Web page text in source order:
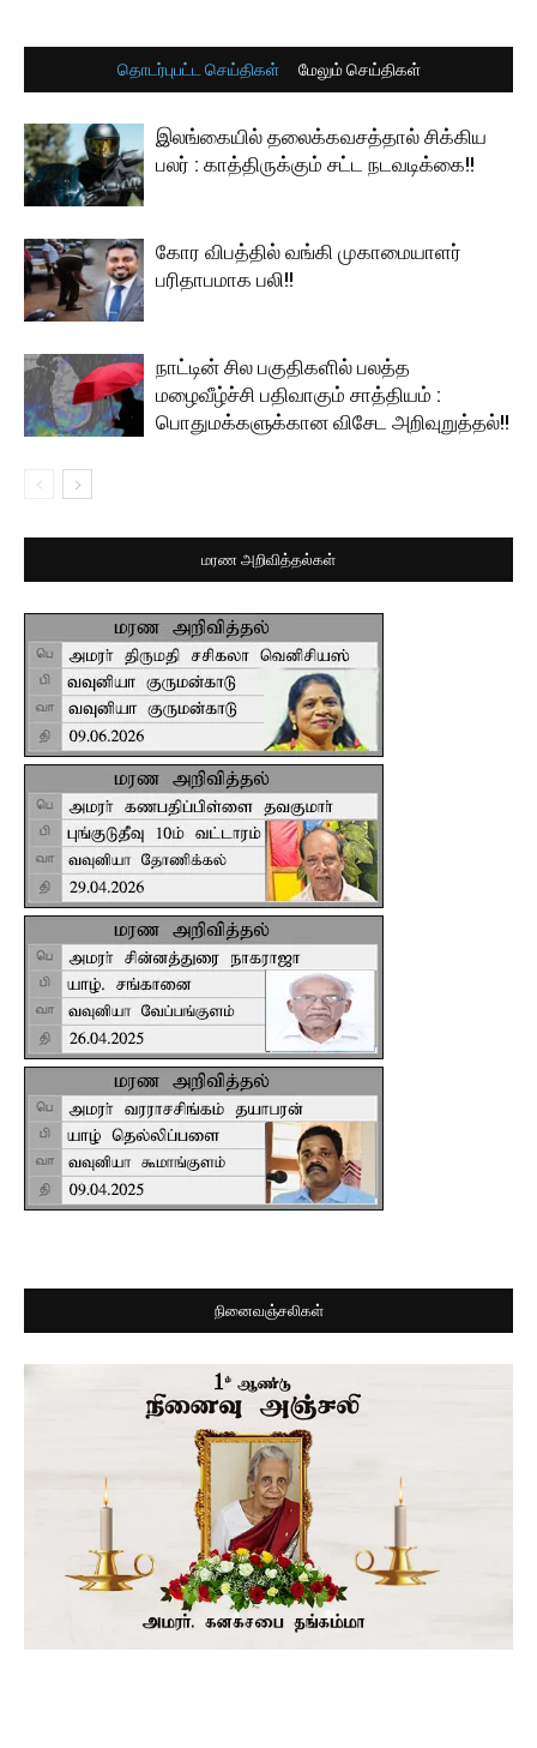
தொடர்புபட்ட செய்திகள் மேலும் செய்திகள்
இலங்கையில் தலைக்கவசத்தால் சிக்கிய
பலர் : காத்திருக்கும் சட்ட நடவடிக்கை!!
கோர விபத்தில் வங்கி முகாமையாளர்
பரிதாபமாக பலி!!
நாட்டின் சில பகுதிகளில் பலத்த
மழைவீழ்ச்சி பதிவாகும் சாத்தியம் :
பொதுமக்களுக்கான விசேட அறிவுறுத்தல்!!
மரண அறிவித்தல்கள்
நினைவஞ்சலிகள்